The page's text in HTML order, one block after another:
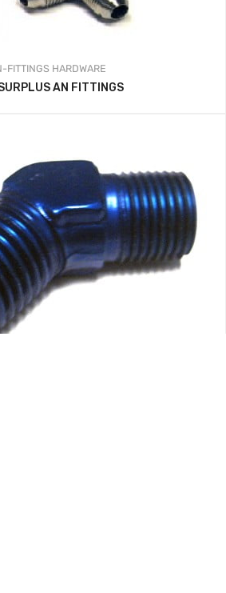
FITTINGS HARDWARE
AN FITTINGS